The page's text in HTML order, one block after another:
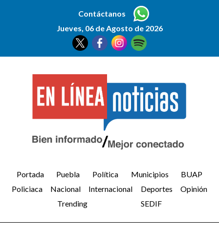
Contáctanos
Jueves, 06 de Agosto de 2026
Portada Puebla Política Municipios
BUAP
Policiaca
Nacional Internacional Deportes
Opinión
Trending
SEDIF